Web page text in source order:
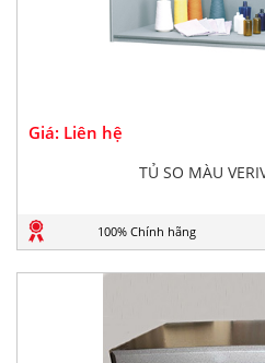
Giá: Liên hệ
TỦ SO MÀU
100% Chính hãng